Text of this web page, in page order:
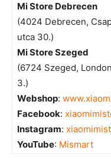
Mi Store Debrecen
(4024 Debrecen,
utca 30.)
Mi Store Szeged
(6724 Szeged,
3.)
Webshop:
Facebook:
Instagram:
YouTube: Mismart